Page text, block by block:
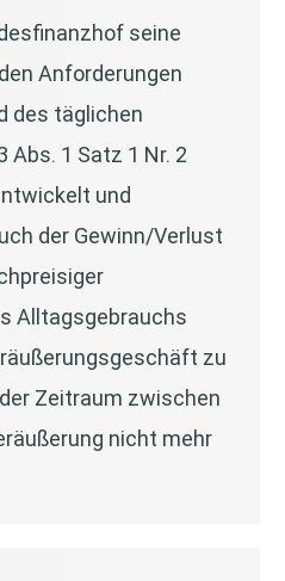
seine
Anforderungen
des täglichen
Abs. 1 Satz 1 Nr. 2
und
der Gewinn/Verlust
Alltagsgebrauchs
zu
Zeitraum zwischen
nicht mehr